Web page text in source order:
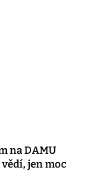
na DAMU
jen moc